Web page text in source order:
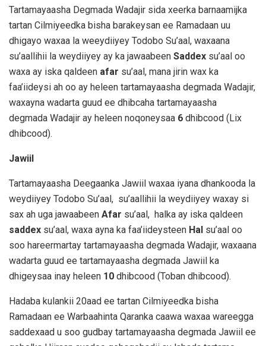
Tartamayaasha Degmada Wadajir sida xeerka barnaamijka
tartan Cilmiyeedka bisha barakeysan ee Ramadaan uu
dhigayo waxaa la weeydiiyey Todobo Su’aal, waxaana
su’aallihii la weydiiyey ay ka jawaabeen Saddex su’aal oo
waxa ay iska qaldeen afar su’aal, mana jirin wax ka
faa’iideysi ah oo ay heleen tartamayaasha degmada Wadajir,
waxayna wadarta guud ee dhibcaha tartamayaasha
degmada Wadajir ay heleen noqoneysaa 6 dhibcood (Lix
dhibcood).
Jawiil
Tartamayaasha Deegaanka Jawiil waxaa iyana dhankooda la
weydiiyey Todobo Su’aal, su’aallihii la weydiiyey waxay si
sax ah uga jawaabeen Afar su’aal, halka ay iska qaldeen
saddex su’aal, waxa ayna ka faa’iideysteen Hal su’aal oo
soo hareermartay tartamayaasha degmada Wadajir, waxaana
wadarta guud ee tartamayaasha degmada Jawiil ka
dhigeysaa inay heleen 10 dhibcood (Toban dhibcood).
Hadaba kulankii 20aad ee tartan Cilmiyeedka bisha
Ramadaan ee Warbaahinta Qaranka caawa waxaa wareegga
saddexaad u soo gudbay tartamayaasha degmada Jawiil ee